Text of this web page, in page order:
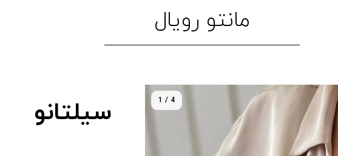
مانتو رویال
1 / 4 سیلتانو